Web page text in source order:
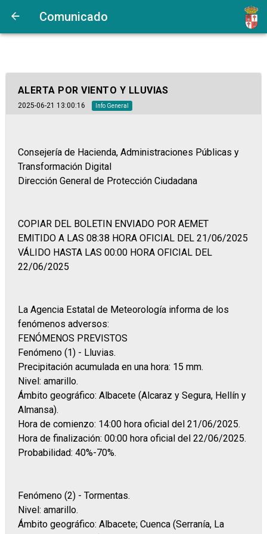
Comunicado
ALERTA POR VIENTO Y LLUVIAS
2025-06-21 13:00:16 Info General
Consejería de Hacienda, Administraciones Públicas y
Transformación Digital
Dirección General de Protección Ciudadana
COPIAR DEL BOLETIN ENVIADO POR AEMET
EMITIDO A LAS 08:38 HORA OFICIAL DEL 21/06/2025
VÁLIDO HASTA LAS 00:00 HORA OFICIAL DEL
22/06/2025
La Agencia Estatal de Meteorología informa de los
fenómenos adversos:
FENÓMENOS PREVISTOS
Fenómeno (1) - Lluvias.
Precipitación acumulada en una hora: 15 mm.
Nivel: amarillo.
Ámbito geográfico: Albacete (Alcaraz y Segura, Hellín y
Almansa).
Hora de comienzo: 14:00 hora oficial del 21/06/2025.
Hora de finalización: 00:00 hora oficial del 22/06/2025.
Probabilidad: 40%-70%.
Fenómeno (2) - Tormentas.
Nivel: amarillo.
Ámbito geográfico: Albacete; Cuenca (Serranía, La